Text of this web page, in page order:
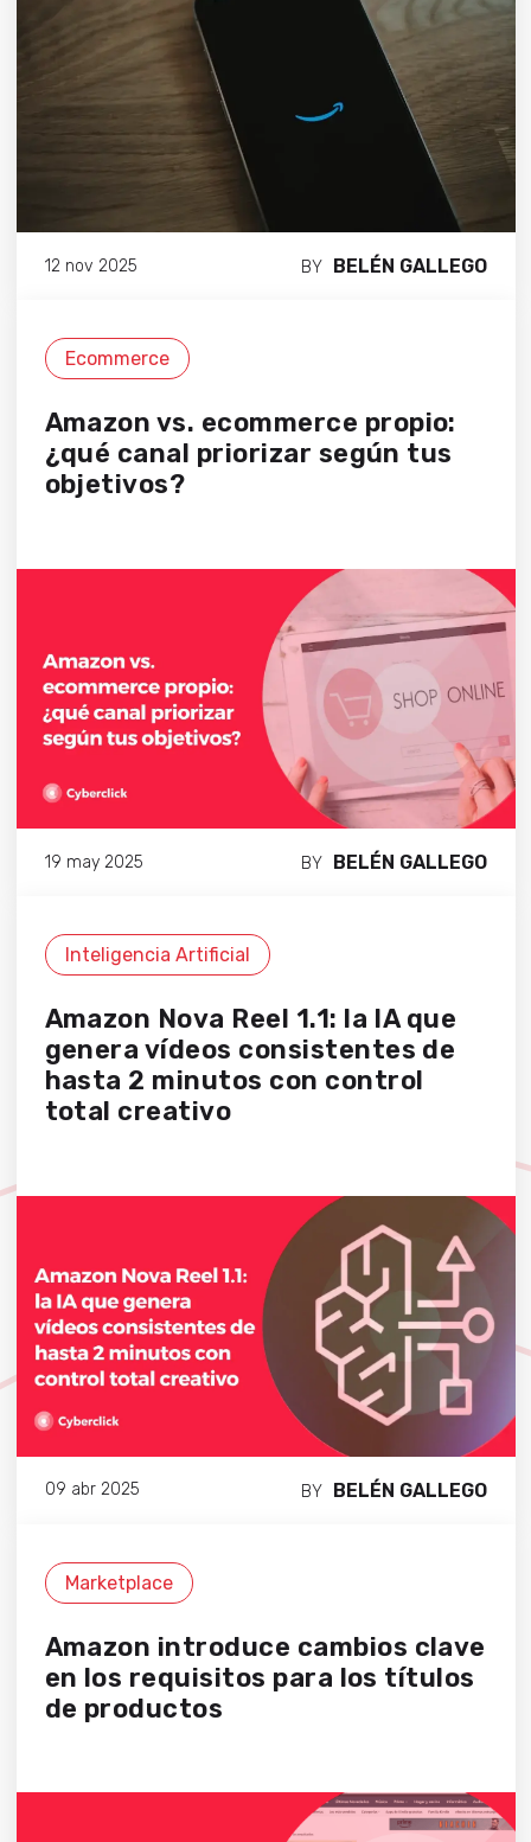
12 nov 2025 BY BELÉN GALLEGO
Ecommerce
Amazon vs. ecommerce propio:
¿qué canal priorizar según tus
objetivos?
19 may 2025 BY BELÉN GALLEGO
Inteligencia Artificial
Amazon Nova Reel 1.1: la IA que
genera vídeos consistentes de
hasta 2 minutos con control
total creativo
09 abr 2025 BY BELÉN GALLEGO
Marketplace
Amazon introduce cambios clave
en los requisitos para los títulos
de productos